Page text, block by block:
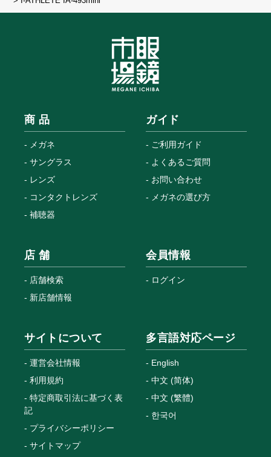
商 品
メガネ
サングラス
レンズ
コンタクトレンズ
補聴器
ガイド
ご利用ガイド
よくあるご質問
お問い合わせ
メガネの選び方
店 舗
店舗検索
新店舗情報
会員情報
ログイン
サイトについて
運営会社情報
利用規約
特定商取引法に基づく表
記
プライバシーポリシー
サイトマップ
多言語対応ページ
English
中文 (简体)
中文 (繁體)
한국어